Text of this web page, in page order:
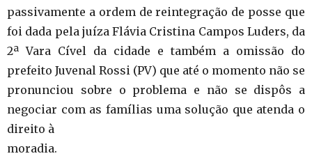
passivamente a ordem de reintegração de posse que
foi dada pela juíza Flávia Cristina Campos Luders, da
2ª Vara Cível da cidade e também a omissão do
prefeito Juvenal Rossi (PV) que até o momento não se
pronunciou sobre o problema e não se dispôs a
negociar com as famílias uma solução que atenda o
direito à
moradia.